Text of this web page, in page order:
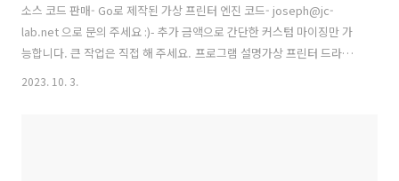
소스 코드 판매- Go로 제작된 가상 프린터 엔진 코드- joseph@jc-
lab.net 으로 문의 주세요 :)- 추가 금액으로 간단한 커스텀 마이징만 가
능합니다. 큰 작업은 직접 해 주세요. 프로그램 설명가상 프린터 드라이
버 설치와 설치 후 데몬 동작하는 형태입니다.가상 프린터는 기존의 서명
2023. 10. 3.